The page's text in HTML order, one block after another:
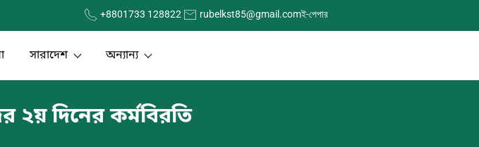
+8801733 128822 rubelkst85@gmail.comই-পেপার
সারাদেশ অন্যান্য
২য় দিনের কর্মবিরতি